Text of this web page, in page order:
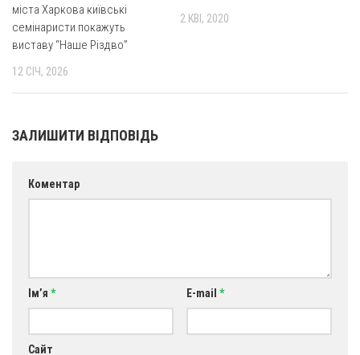
міста Харкова київські
семінаристи покажуть
виставу “Наше Різдво”
12 СІЧ, 2026
2 КВІ, 2020
ЗАЛИШИТИ ВІДПОВІДЬ
Коментар
Ім’я * E-mail *
Сайт